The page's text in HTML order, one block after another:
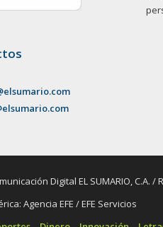
Digital EL SUMARIO, C.A. /
Agencia EFE / EFE Servicios